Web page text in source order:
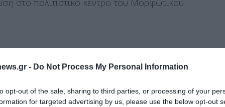
- Do Not Process My Personal Information
opt-out of the sale, sharing to third parties, or processing of your
for targeted advertising by us, please use the below opt-out
στο πολιτιστικό κέντρο του Μορφωτικού
ΚΑΠΗ Ελασσόνας, με λεωφορείο, με
παλαιό Σπαρμό